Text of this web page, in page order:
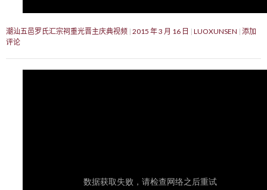
潮汕五邑罗氏汇宗祠重光晋主庆典视频 2015 年 3 月 16 日 LUOXUNSEN 添加
评论